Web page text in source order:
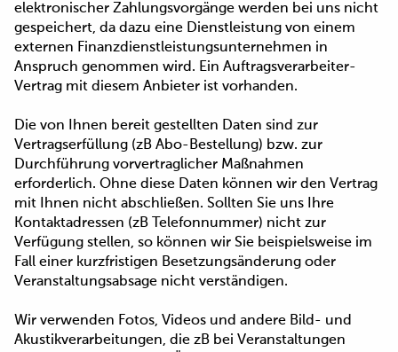
elektronischer Zahlungsvorgänge werden bei uns nicht
gespeichert, da dazu eine Dienstleistung von einem
externen Finanzdienstleistungsunternehmen in
Anspruch genommen wird. Ein Auftragsverarbeiter-
Vertrag mit diesem Anbieter ist vorhanden.
Die von Ihnen bereit gestellten Daten sind zur
Vertragserfüllung (zB Abo-Bestellung) bzw. zur
Durchführung vorvertraglicher Maßnahmen
erforderlich. Ohne diese Daten können wir den Vertrag
mit Ihnen nicht abschließen. Sollten Sie uns Ihre
Kontaktadressen (zB Telefonnummer) nicht zur
Verfügung stellen, so können wir Sie beispielsweise im
Fall einer kurzfristigen Besetzungsänderung oder
Veranstaltungsabsage nicht verständigen.
Wir verwenden Fotos, Videos und andere Bild- und
Akustikverarbeitungen, die zB bei Veranstaltungen